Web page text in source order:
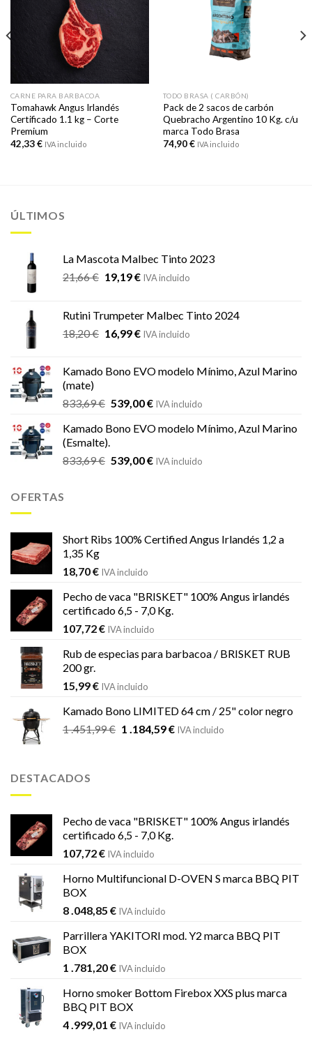
CARNE PARA BARBACOA
Tomahawk Angus Irlandés
Certificado 1.1 kg – Corte
Premium
42,33€ IVA incluido
TODO BRASA ( CARBÓN)
Pack de 2 sacos de carbón
Quebracho Argentino 10 Kg. c/u
marca Todo Brasa
74,90€ IVA incluido
ÚLTIMOS
La Mascota Malbec Tinto 2023
21,66€ El
era:
21,66 €.
19,19€El
es:
19,19 €.
IVA incluido
Rutini Trumpeter Malbec Tinto 2024
18,20€ El
era:
16,99€El
es:
IVA incluido
Kamado Bono EVO modelo Mínimo, Azul Marino
(mate)
833,69€ El
original
era:
833,69 €.
539,00€El
actual
539,00 €.
IVA incluido
Kamado Bono EVO modelo Mínimo, Azul Marino
(Esmalte).
833,69€ El
539,00€ElIVA incluido
OFERTAS
Short Ribs 100% Certified Angus Irlandés 1,2 a
1,35 Kg
18,70€ IVA incluido
Pecho de vaca "BRISKET" 100% Angus irlandés
certificado 6,5 - 7,0 Kg.
107,72€ IVA incluido
Rub de especias para barbacoa / BRISKET RUB
200 gr.
15,99€ IVA incluido
Kamado Bono LIMITED 64 cm / 25" color negro
1 .451,99€ El
1 .184,59€ElIVA incluido
DESTACADOS
Pecho de vaca "BRISKET" 100% Angus irlandés
certificado 6,5 - 7,0 Kg.
107,72€ IVA incluido
Horno Multifuncional D-OVEN S marca BBQ PIT
BOX
8 .048,85 € IVA incluido
Parrillera YAKITORI mod. Y2 marca BBQ PIT
BOX
1 .781,20€ IVA incluido
Horno smoker Bottom Firebox XXS plus marca
BBQ PIT BOX
4 .999,01 € IVA incluido